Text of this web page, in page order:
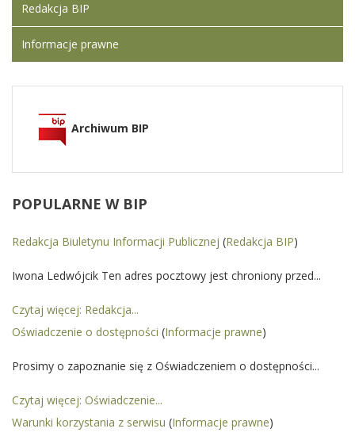
Redakcja BIP
Informacje prawne
Archiwum BIP
POPULARNE W BIP
Redakcja Biuletynu Informacji Publicznej (Redakcja BIP)
Iwona Ledwójcik Ten adres pocztowy jest chroniony przed...
Czytaj więcej: Redakcja...
Oświadczenie o dostępności (Informacje prawne)
Prosimy o zapoznanie się z Oświadczeniem o dostępności...
Czytaj więcej: Oświadczenie...
Warunki korzystania z serwisu (Informacje prawne)